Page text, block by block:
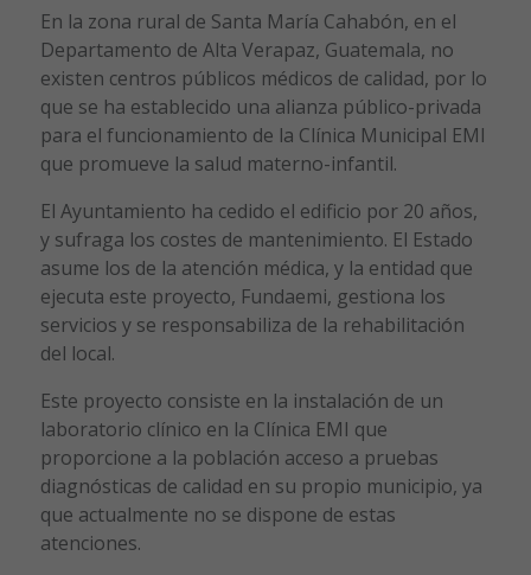
En la zona rural de Santa María Cahabón, en el
Departamento de Alta Verapaz, Guatemala, no
existen centros públicos médicos de calidad, por lo
que se ha establecido una alianza público-privada
para el funcionamiento de la Clínica Municipal EMI
que promueve la salud materno-infantil.
El Ayuntamiento ha cedido el edificio por 20 años,
y sufraga los costes de mantenimiento. El Estado
asume los de la atención médica, y la entidad que
ejecuta este proyecto, Fundaemi, gestiona los
servicios y se responsabiliza de la rehabilitación
del local.
Este proyecto consiste en la instalación de un
laboratorio clínico en la Clínica EMI que
proporcione a la población acceso a pruebas
diagnósticas de calidad en su propio municipio, ya
que actualmente no se dispone de estas
atenciones.